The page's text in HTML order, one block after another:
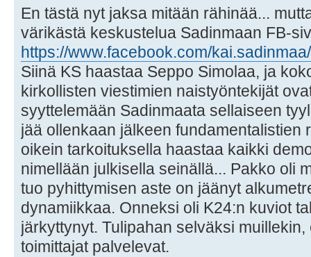
En tästä nyt jaksa mitään rähinää...
värikästä keskustelua Sadinmaan FB-
https://www.facebook.com/
Siinä KS haastaa Seppo Simolaa, ja
kirkollisten viestimien naistyöntekijät
syyttelemään Sadinmaata sellaiseen
jää ollenkaan jälkeen fundamentalistien
oikein tarkoituksella haastaa kaikki
nimellään julkisella seinällä... Pakko oli
tuo pyhittymisen aste on jäänyt
dynamiikkaa. Onneksi oli K24:n kuviot
järkyttynyt. Tulipahan selväksi
toimittajat palvelevat.